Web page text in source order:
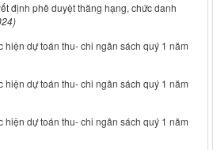
định phê duyệt thăng hạng, chức danh
hiện dự toán thu- chi ngân sách quý 1 năm
hiện dự toán thu- chi ngân sách quý 1 năm
hiện dự toán thu- chi ngân sách quý 1 năm